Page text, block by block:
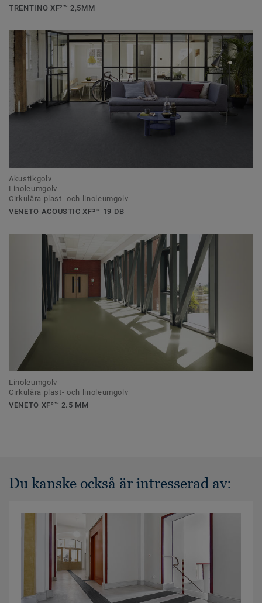
TRENTINO XF²™ 2,5MM
Akustikgolv
Linoleumgolv
Cirkulära plast- och linoleumgolv
VENETO ACOUSTIC XF²™ 19 DB
Linoleumgolv
Cirkulära plast- och linoleumgolv
VENETO XF²™ 2.5 MM
Du kanske också är intresserad av: